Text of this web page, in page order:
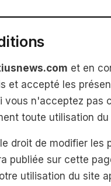
et en
et accepté les
vous n'acceptez pas
toute utilisation du
droit de modifier les
publiée sur cette
utilisation du site